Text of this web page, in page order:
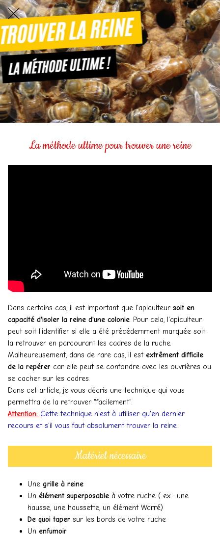
La méthode ultime pour trouver une reine
Dans certains cas, il est important que l'apiculteur soit en
capacité d'isoler la reine d'une colonie . Pour cela, l'apiculteur
peut soit l'identifier si elle a été précédemment marquée soit
la retrouver en parcourant les cadres de la ruche.
Malheureusement, dans de rare cas, il est extrêment difficile
de la repérer car elle peut se confondre avec les ouvrières ou
se cacher sur les cadres.
Dans cet article, je vous décris une technique qui vous
permettra de la retrouver "facilement".
Attention: Cette technique n'est à utiliser qu'en dernier
recours et s'il vous faut absolument trouver la reine.
Matériel nécessaire
Une grille à reine
Un élément superposable à votre ruche ( ex : une
hausse, une haussette, un élément Warré)
De quoi taper sur les bords de votre ruche
Un enfumoir